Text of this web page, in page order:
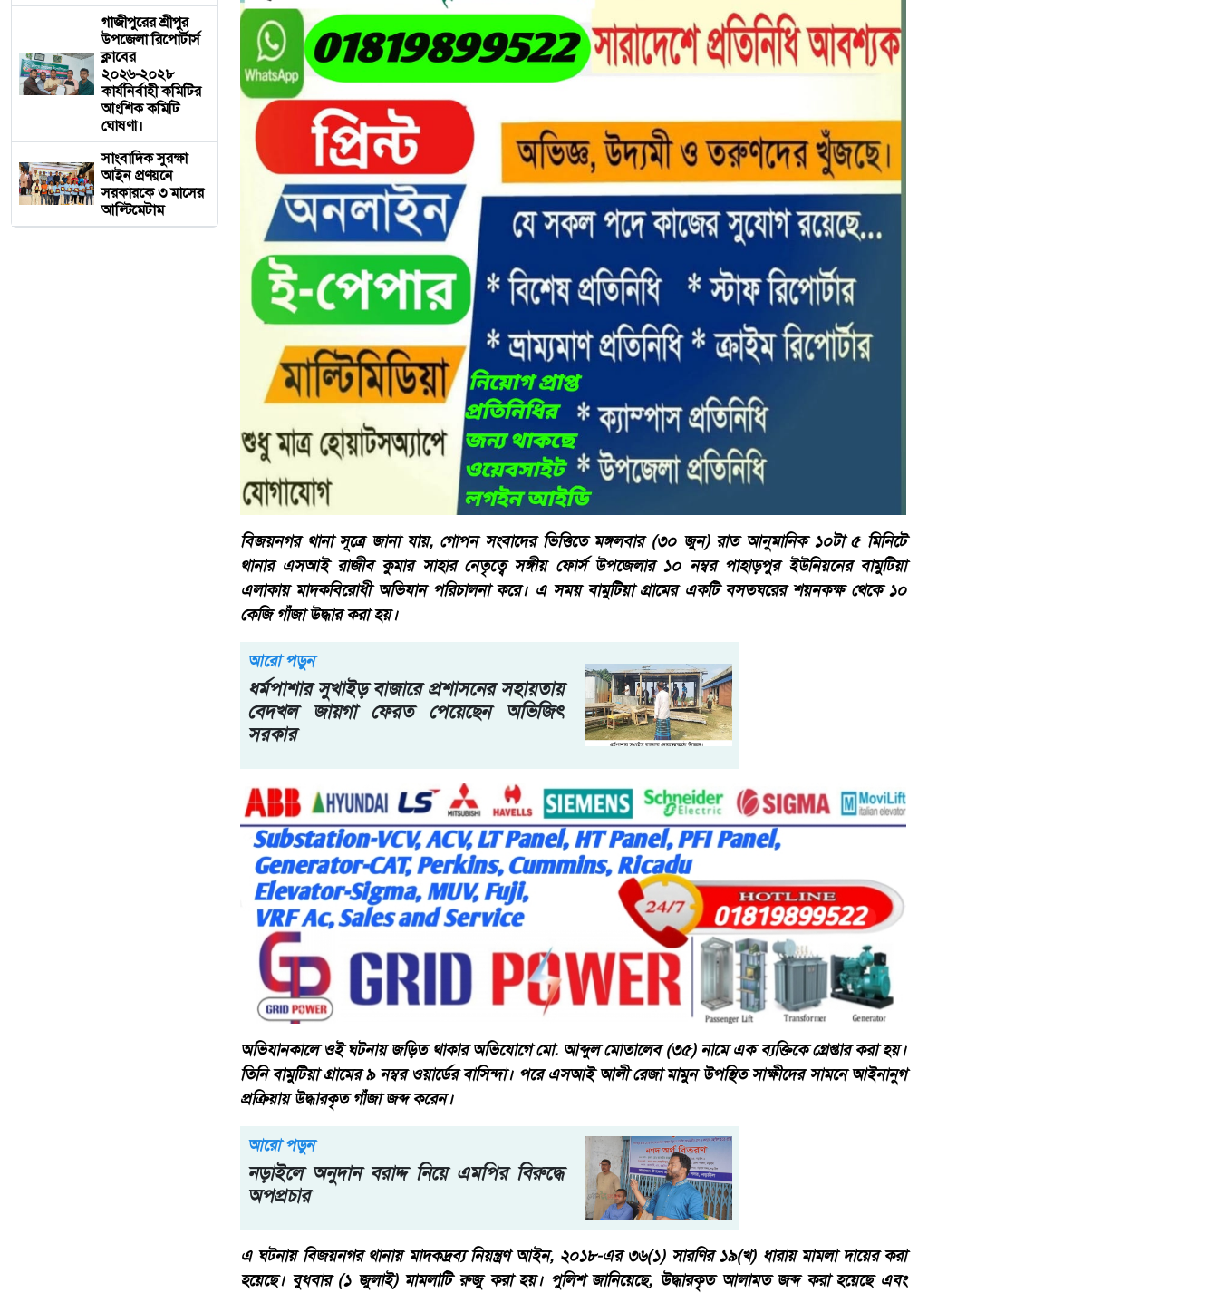
গাজীপুরের শ্রীপুর
উপজেলা রিপোর্টার্স
ক্লাবের
২০২৬-২০২৮
কার্যনির্বাহী কমিটির
আংশিক কমিটি
ঘোষণা।
সাংবাদিক সুরক্ষা
আইন প্রণয়নে
সরকারকে ৩ মাসের
আল্টিমেটাম
বিজয়নগর থানা সূত্রে জানা যায়, গোপন সংবাদের ভিত্তিতে মঙ্গলবার (৩০ জুন) রাত আনুমানিক ১০টা ৫ মিনিটে
থানার এসআই রাজীব কুমার সাহার নেতৃত্বে সঙ্গীয় ফোর্স উপজেলার ১০ নম্বর পাহাড়পুর ইউনিয়নের বামুটিয়া
এলাকায় মাদকবিরোধী অভিযান পরিচালনা করে। এ সময় বামুটিয়া গ্রামের একটি বসতঘরের শয়নকক্ষ থেকে ১০
কেজি গাঁজা উদ্ধার করা হয়।
আরো পড়ুন
ধর্মপাশার সুখাইড় বাজারে প্রশাসনের সহায়তায়
বেদখল জায়গা ফেরত পেয়েছেন অভিজিৎ
সরকার
অভিযানকালে ওই ঘটনায় জড়িত থাকার অভিযোগে মো. আব্দুল মোতালেব (৩৫) নামে এক ব্যক্তিকে গ্রেপ্তার করা হয়।
তিনি বামুটিয়া গ্রামের ৯ নম্বর ওয়ার্ডের বাসিন্দা। পরে এসআই আলী রেজা মামুন উপস্থিত সাক্ষীদের সামনে আইনানুগ
প্রক্রিয়ায় উদ্ধারকৃত গাঁজা জব্দ করেন।
আরো পড়ুন
নড়াইলে অনুদান বরাদ্দ নিয়ে এমপির বিরুদ্ধে
অপপ্রচার
এ ঘটনায় বিজয়নগর থানায় মাদকদ্রব্য নিয়ন্ত্রণ আইন, ২০১৮-এর ৩৬(১) সারণির ১৯(খ) ধারায় মামলা দায়ের করা
হয়েছে। বুধবার (১ জুলাই) মামলাটি রুজু করা হয়। পুলিশ জানিয়েছে, উদ্ধারকৃত আলামত জব্দ করা হয়েছে এবং